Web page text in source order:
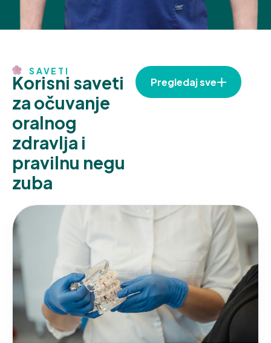
SAVETI
Korisni saveti
za očuvanje
oralnog
zdravlja i
pravilnu negu
zuba
Pregledaj sve